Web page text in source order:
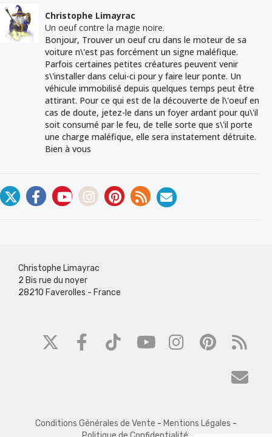
Christophe Limayrac
Un oeuf contre la magie noire.
Bonjour, Trouver un oeuf cru dans le moteur de sa
voiture n\'est pas forcément un signe maléfique.
Parfois certaines petites créatures peuvent venir
s\'installer dans celui-ci pour y faire leur ponte. Un
véhicule immobilisé depuis quelques temps peut être
attirant. Pour ce qui est de la découverte de l\'oeuf en
cas de doute, jetez-le dans un foyer ardant pour qu\'il
soit consumé par le feu, de telle sorte que s\'il porte
une charge maléfique, elle sera instatement détruite.
Bien à vous
Christophe Limayrac
2 Bis rue du noyer
28210 Faverolles - France
Conditions Générales de Vente - Mentions Légales -